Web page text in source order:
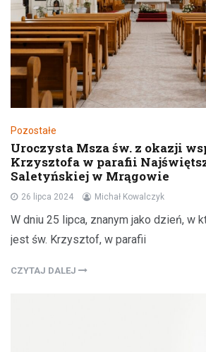
Pozostałe
Uroczysta Msza św. z okazji
Krzysztofa w parafii
Saletyńskiej w Mrągowie
26 lipca 2024 Michał Kowalczyk
W dniu 25 lipca, znanym jako dzień, w
jest św. Krzysztof, w parafii
CZYTAJ DALEJ